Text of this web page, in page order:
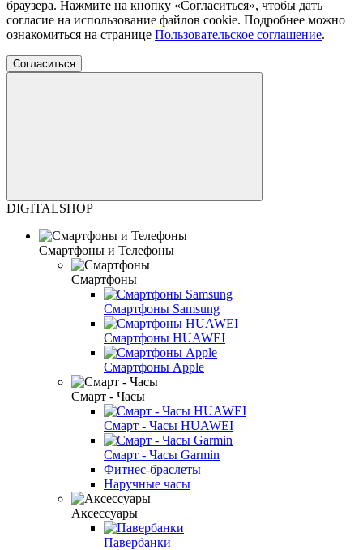
браузера. Нажмите на кнопку «Согласиться», чтобы дать
согласие на использование файлов cookie. Подробнее можно
ознакомиться на странице Пользовательское соглашение.
Согласиться
DIGITALSHOP
Смартфоны и Телефоны
Смартфоны
Смартфоны Samsung
Смартфоны HUAWEI
Смартфоны Apple
Смарт - Часы
Смарт - Часы HUAWEI
Смарт - Часы Garmin
Фитнес-браслеты
Наручные часы
Аксессуары
Павербанки